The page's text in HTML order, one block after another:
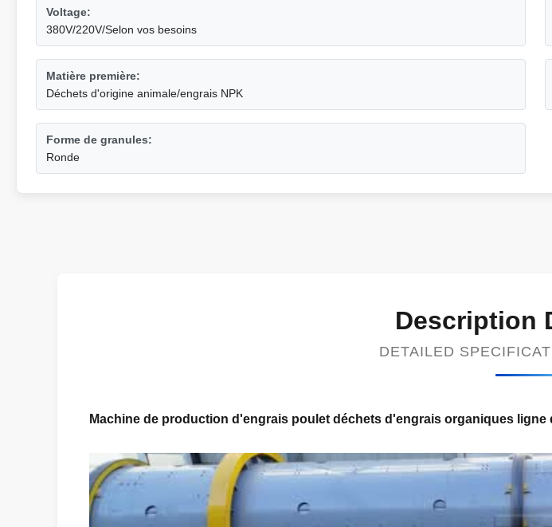
Voltage:
380V/220V/Selon vos besoins
Matière première:
Déchets d'origine animale/engrais NPK
Forme de granules:
Ronde
Description
DETAILED
Machine de production d'engrais poulet déchets d'engrais organiques